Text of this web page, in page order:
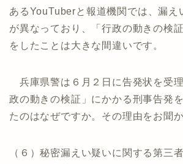
あるYouTuberと報道機関では、漏え
が異なっており、「行政の動きの検
をしたことは大きな間違いです。
兵庫県警は６月２日に告発状を受
政の動きの検証」にかかる刑事告発
たのはなぜですか。その理由をお聞
（６）秘密漏えい疑いに関する第三